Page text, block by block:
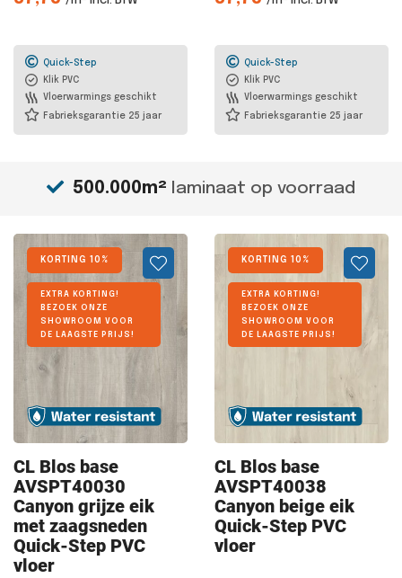
Quick-Step
Klik PVC
Vloerwarmings geschikt
Fabrieksgarantie 25 jaar
Quick-Step
Klik PVC
Vloerwarmings geschikt
Fabrieksgarantie 25 jaar
500.000m² laminaat op voorraad
KORTING 10%
EXTRA KORTING!
BEZOEK ONZE
SHOWROOM VOOR
DE LAAGSTE PRIJS!
CL Blos base
AVSPT40030
Canyon grijze eik
met zaagsneden
Quick-Step PVC
vloer
KORTING 10%
EXTRA KORTING!
BEZOEK ONZE
SHOWROOM VOOR
DE LAAGSTE PRIJS!
CL Blos base
AVSPT40038
Canyon beige eik
Quick-Step PVC
vloer